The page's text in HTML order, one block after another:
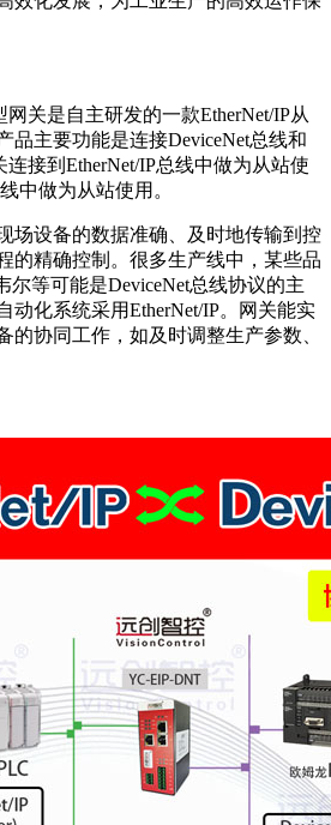
关是自主研发的一款EtherNet/IP从
品主要功能是连接DeviceNet总线和
连接到EtherNet/IP总线中做为从站使
中做为从站使用。
场设备的数据准确、及时地传输到控
的精确控制。很多生产线中，某些品
尔等可能是DeviceNet总线协议的主
动化系统采用EtherNet/IP。网关能实
的协同工作，如及时调整生产参数、